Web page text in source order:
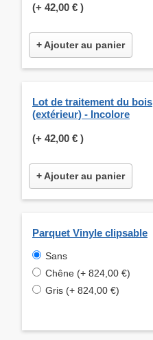
(+ 42,00 € )
+ Ajouter au panier
Lot de traitement du bois
(extérieur) - Incolore
(+ 42,00 € )
+ Ajouter au panier
Parquet Vinyle clipsable
Sans
Chêne (+ 824,00 €)
Gris (+ 824,00 €)